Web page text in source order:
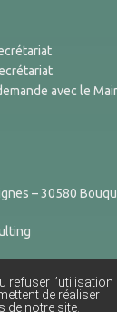
avec le
– 30580
de Bouquet
refuser l’utilisation
de réaliser
de notre site.